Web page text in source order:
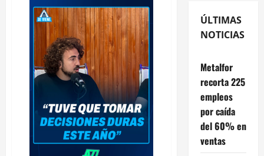
ÚLTIMAS
NOTICIAS
Metalfor
recorta 225
empleos
por caída
del 60% en
ventas